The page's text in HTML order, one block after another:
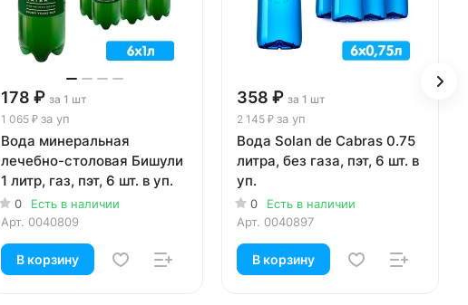
178 ₽ за 1 шт
1 065 ₽ за уп
Вода минеральная
лечебно-столовая Бишули
1 литр, газ, пэт, 6 шт. в уп.
0
Есть в наличии
Арт. 0040809
В корзину
358 ₽ за 1 шт
2 145 ₽ за уп
Вода Solan de Cabras 0.75
литра, без газа, пэт, 6 шт. в
уп.
0
Есть в наличии
Арт. 0040897
В корзину